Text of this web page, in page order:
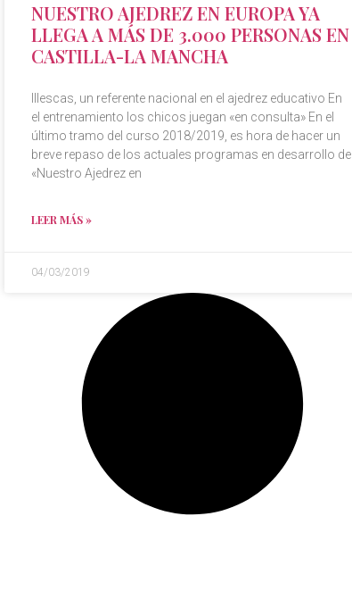
NUESTRO AJEDREZ EN EUROPA YA
LLEGA A MÁS DE 3.000 PERSONAS EN
CASTILLA-LA MANCHA
Illescas, un referente nacional en el ajedrez educativo En
el entrenamiento los chicos juegan «en consulta» En el
último tramo del curso 2018/2019, es hora de hacer un
breve repaso de los actuales programas en desarrollo de
«Nuestro Ajedrez en
LEER MÁS »
04/03/2019